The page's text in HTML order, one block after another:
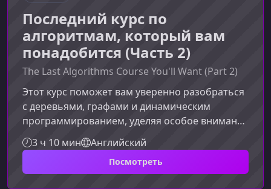
Последний курс по
алгоритмам, который вам
понадобится (Часть 2)
The Last Algorithms Course You'll Want (Part 2)
Этот курс поможет вам уверенно разобраться
с деревьями, графами и динамическим
программированием, уделяя особое внимание
практическим навыкам и применению
алгоритмов в реальных задачах. Материал
подходит тем, кто уже знаком с базовыми
3 ч 10 мин Английский
Посмотреть